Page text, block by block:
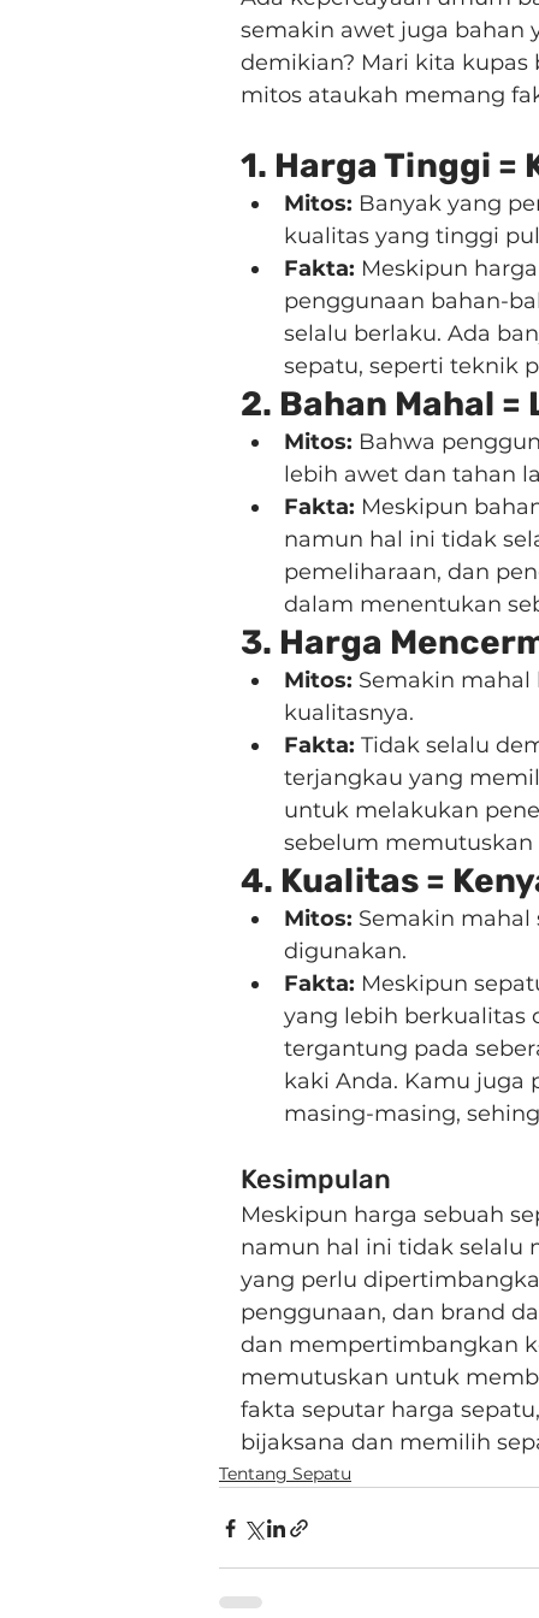
semakin awet juga bahan
demikian? Mari kita kupas
mitos ataukah memang
1. Harga Tinggi =
Mitos: Banyak yang
kualitas yang tinggi
Fakta: Meskipun
penggunaan bahan-
selalu berlaku. Ada
sepatu, seperti teknik
2. Bahan Mahal =
Mitos: Bahwa
lebih awet dan tahan
Fakta: Meskipun
namun hal ini tidak
pemeliharaan, dan
dalam menentukan
3. Harga
Mitos: Semakin mahal
kualitasnya.
Fakta: Tidak selalu
terjangkau yang
untuk melakukan
sebelum
4. Kualitas =
Mitos: Semakin
digunakan.
Fakta: Meskipun
yang lebih berkualitas
tergantung pada
kaki Anda. Kamu juga
masing-masing,
Kesimpulan
Meskipun harga sebuah
namun hal ini tidak selalu
yang perlu
penggunaan, dan brand
dan mempertimbangkan
memutuskan untuk
fakta seputar harga
bijaksana dan memilih
Tentang Sepatu